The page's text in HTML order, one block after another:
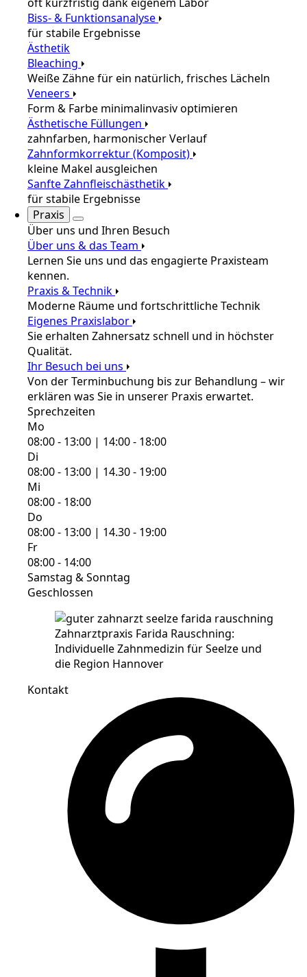
Biss- & Funktionsanalyse
für stabile Ergebnisse
Ästhetik
Bleaching
Weiße Zähne für ein natürlich, frisches Lächeln
Veneers
Form & Farbe minimalinvasiv optimieren
Ästhetische Füllungen
zahnfarben, harmonischer Verlauf
Zahnformkorrektur (Komposit)
kleine Makel ausgleichen
Sanfte Zahnfleischästhetik
für stabile Ergebnisse
Praxis
Über uns und Ihren Besuch
Über uns & das Team
Lernen Sie uns und das engagierte Praxisteam
kennen.
Praxis & Technik
Moderne Räume und fortschrittliche Technik
Eigenes Praxislabor
Sie erhalten Zahnersatz schnell und in höchster
Qualität.
Ihr Besuch bei uns
Von der Terminbuchung bis zur Behandlung – wir
erklären was Sie in unserer Praxis erwartet.
Sprechzeiten
Mo
08:00 - 13:00 | 14:00 - 18:00
Di
08:00 - 13:00 | 14.30 - 19:00
Mi
08:00 - 18:00
Do
08:00 - 13:00 | 14.30 - 19:00
Fr
08:00 - 14:00
Samstag & Sonntag
Geschlossen
Kontakt